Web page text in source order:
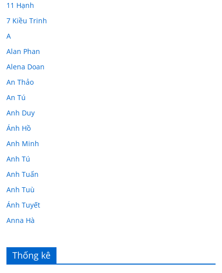
11 Hạnh
7 Kiều Trinh
A
Alan Phan
Alena Doan
An Thảo
An Tú
Anh Duy
Ánh Hồ
Anh Minh
Anh Tú
Anh Tuấn
Anh Tuù
Ánh Tuyết
Anna Hà
Âu Tú Vân
Bác sĩ Hoa
Thống kê